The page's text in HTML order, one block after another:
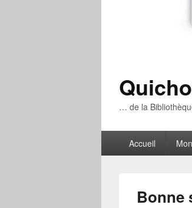
… de la
principalAccueil
Bonne